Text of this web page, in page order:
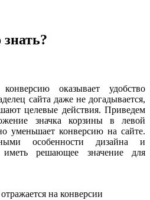
оказывает удобство
сайта даже не догадывается,
целевые действия. Приведем
значка корзины в левой
уменьшает конверсию на сайте.
особенности дизайна и
решающее значение для
на конверсии